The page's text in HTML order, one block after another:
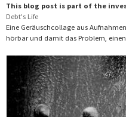
This blog post is part of the
Debt's Life
Eine Geräuschcollage aus
hörbar und damit das Problem,